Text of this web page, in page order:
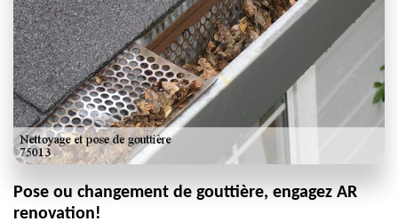
Pose ou changement de gouttière, engagez AR
renovation!